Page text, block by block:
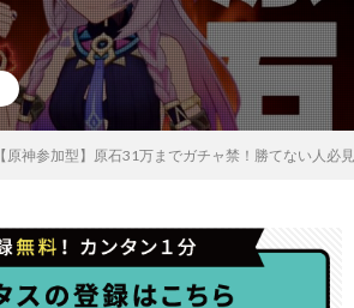
【原神参加型】原石31万までガチャ禁！勝てない人必